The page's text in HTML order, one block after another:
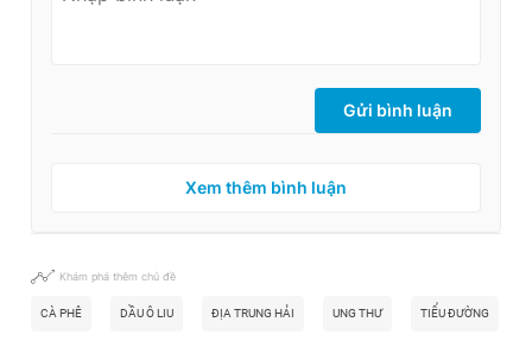
Gửi bình luận
Xem thêm bình luận
Khám phá thêm chủ đề
CÀ PHÊ DẦU Ô LIU ĐỊA TRUNG HẢI UNG THƯ TIỂU ĐƯỜNG